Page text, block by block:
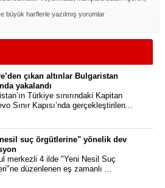
büyük harflerle yazılmış yorumlar
çıkan altınlar Bulgaristan
yakalandı
Türkiye sınırındaki Kapitan
Sınır Kapısı’nda gerçekleştirilen...
suç örgütlerine" yönelik dev
merkezli 4 ilde "Yeni Nesil Suç
düzenlenen eş zamanlı ...